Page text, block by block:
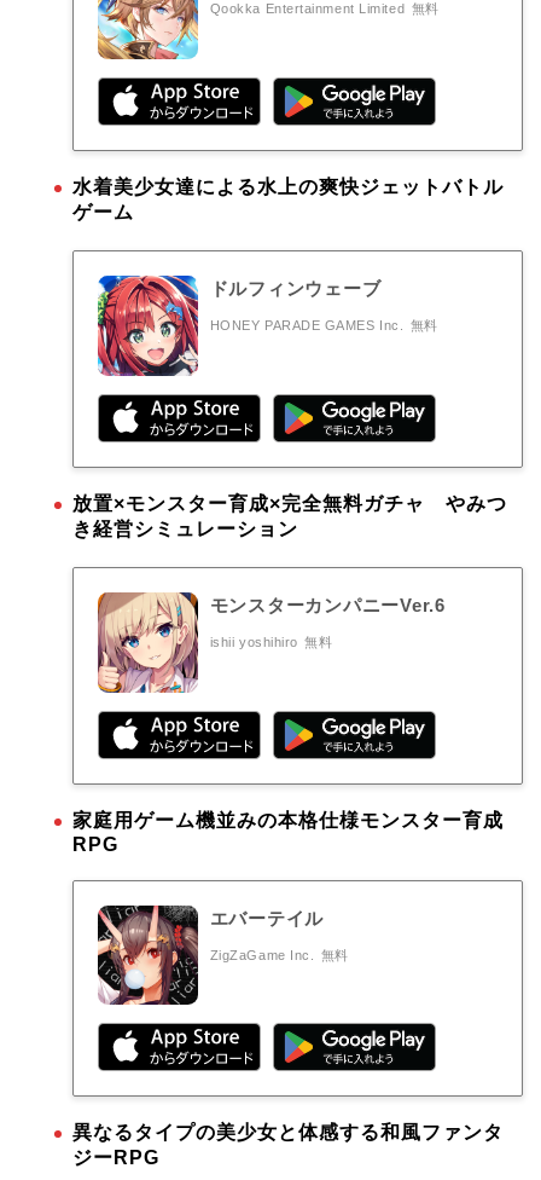
Qookka Entertainment Limited 無料
水着美少女達による水上の爽快ジェットバトル
ゲーム
ドルフィンウェーブ
HONEY PARADE GAMES Inc. 無料
放置×モンスター育成×完全無料ガチャ やみつ
き経営シミュレーション
モンスターカンパニーVer.6
ishii yoshihiro 無料
家庭用ゲーム機並みの本格仕様モンスター育成
RPG
エバーテイル
ZigZaGame Inc. 無料
異なるタイプの美少女と体感する和風ファンタ
ジーRPG